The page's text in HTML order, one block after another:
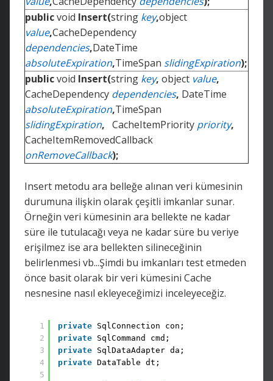
publicvoid Insert(string key,object
value,CacheDependency
dependencies,DateTime
absoluteExpiration,TimeSpan slidingExpiration);
publicvoid Insert(string key, object value,
CacheDependency dependencies, DateTime
absoluteExpiration,TimeSpan
slidingExpiration, CacheItemPriority priority,
CacheItemRemovedCallback
onRemoveCallback);
Insert metodu ara belleğe alınan veri kümesinin
durumuna ilişkin olarak çeşitli imkanlar sunar.
Örneğin veri kümesinin ara bellekte ne kadar
süre ile tutulacağı veya ne kadar süre bu veriye
erişilmez ise ara bellekten silineceğinin
belirlenmesi vb...Şimdi bu imkanları test etmeden
önce basit olarak bir veri kümesini Cache
nesnesine nasıl ekleyeceğimizi inceleyeceğiz.
1
2
3
4
5
private SqlConnection con;
private SqlCommand cmd;
private SqlDataAdapter da;
private DataTable dt;